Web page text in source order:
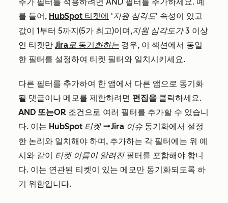
를 들어, HubSpot 티켓에 '지원 심각도' 속성이 있고
값이 1부터 5까지(5가 최고)이며,지원 심각도가3 이상
인 티켓만 Jira로 동기 화하는 경우, 이 섹션에서 동일
한 필터를 설정하여 티켓 필터와 일치시키세요.
다른 필터를 추가하여 한 앱에서 다른 앱으로 동기화
될 댓글이나 메모를 제한하려면 편집을 클릭하세요.
AND 또는OR 조건으로 여러 필터를 추가할 수 있습니
다. 이는 HubSpot 티켓 dataSyncRightJira 이슈동기화에서 설정
한 논리와 일치해야 하며, 추가하는 각 필터에는 위 예
시와 같이
티켓 이름이 알려진필터를 포함해야 합니
다. 이는 연관된 티켓이 있는 메모만 동기화되도록 하
기 위함입니다.